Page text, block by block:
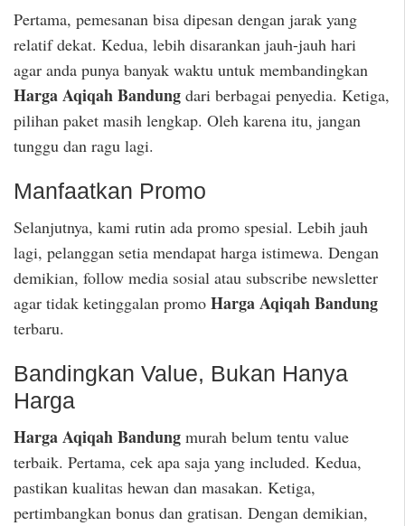
Pertama, pemesanan bisa dipesan dengan jarak yang
relatif dekat. Kedua, lebih disarankan jauh-jauh hari
agar anda punya banyak waktu untuk membandingkan
Harga Aqiqah Bandung dari berbagai penyedia. Ketiga,
pilihan paket masih lengkap. Oleh karena itu, jangan
tunggu dan ragu lagi.
Manfaatkan Promo
Selanjutnya, kami rutin ada promo spesial. Lebih jauh
lagi, pelanggan setia mendapat harga istimewa. Dengan
demikian, follow media sosial atau subscribe newsletter
agar tidak ketinggalan promo Harga Aqiqah Bandung
terbaru.
Bandingkan Value, Bukan Hanya
Harga
Harga Aqiqah Bandung murah belum tentu value
terbaik. Pertama, cek apa saja yang included. Kedua,
pastikan kualitas hewan dan masakan. Ketiga,
pertimbangkan bonus dan gratisan. Dengan demikian,